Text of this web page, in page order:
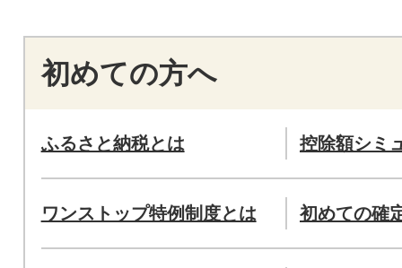
初めての方へ
ふるさと納税とは 控除額シミ
ワンストップ特例制度とは 初めての確